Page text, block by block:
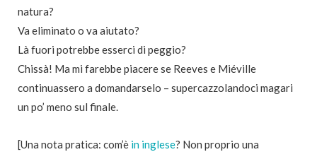
natura?
Va eliminato o va aiutato?
Là fuori potrebbe esserci di peggio?
Chissà! Ma mi farebbe piacere se Reeves e Miéville
continuassero a domandarselo – supercazzolandoci magari
un po’ meno sul finale.
[Una nota pratica: com’è in inglese? Non proprio una